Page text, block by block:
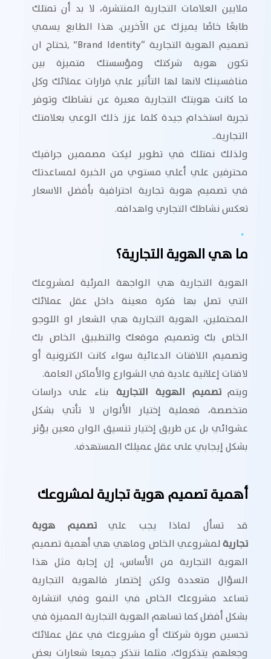
ملايين العلامات التجارية المنتشرة، لا بد أن تمتلك
طابعًا خاصًا يميزك عن الآخرين. هذا الطابع يسمي
تصميم الهوية التجارية “Brand Identity” ,تحتاج ان
تكون هوية شركتك ومؤسستك متميزة بين
منافسينك لانها لها التأثير علي قرارات عملائك وكل
ما كانت هويتك التجارية معبرة عن نشاطك وتوفر
تجربة استخدام جيدة كلما عزز ذلك الوعي بعلامتك
التجارية..
ولذلك نمتلك في تطوير ليكت مصممين جرافيك
محترفين علي أعلي مستوي من الخبرة لمساعدتك
في تصميم هوية تجارية احترافية بأفضل الاسعار
تعكس نشاطك التجاري واهدافه.
ما هي الهوية التجارية؟
الهوية التجارية هي الواجهة المرئية لمشروعك
التي تصل بها فكرة معينة داخل عقل عملائك
المحتملين، الهوية التجارية هي الشعار او اللوجو
الخاص بك وتصميم موقعك والتطبيق الخاص بك
وتصميم اللافتات الدعائية سواء كانت الكترونية أو
لافتات إعلانية عادية في الشوارع والأماكن العامة.
ويتم تصميم الهوية التجارية بناء على دراسات
متخصصة، فعملية إختيار الألوان لا تأتي بشكل
عشوائي بل عن طريق إختيار تنسيق الوان معين يؤثر
بشكل إيجابي على عقل عميلك المستهدف.
أهمية تصميم هوية تجارية لمشروعك
قد تسأل لماذا يجب عليتصميم هوية
تجاريةلمشروعي الخاص وماهي هي أهمية تصميم
الهوية التجارية من الأساس، إن إجابة مثل هذا
السؤال متعددة ولكن إختصار فالهوية التجارية
تساعد مشروعك الخاص في النمو وفي انتشارة
بشكل أفضل كما تساهم الهوية التجارية المميزة في
تحسين صورة شركتك أو مشروعك في عقل عملائك
وجعلهم يتذكروك، مثلما نتذكر جميعا شعارات بعض